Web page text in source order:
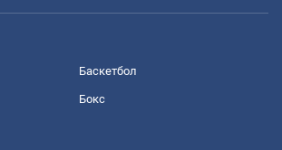
Баскетбол
Бокс